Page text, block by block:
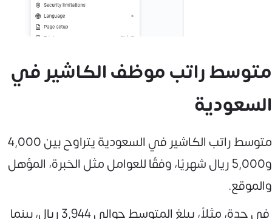
متوسط راتب موظف الكاشير في
السعودية
متوسط راتب الكاشير في السعودية يتراوح بين 4,000
و5,000 ريال شهريًا، وفقًا للعوامل مثل الخبرة، المؤهل
والموقع.
في جدة، مثلاً، يبلغ المتوسط حوالي 3,944 ريال، بينما